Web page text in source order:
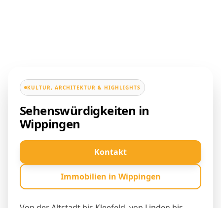
KULTUR, ARCHITEKTUR & HIGHLIGHTS
Sehenswürdigkeiten in
Wippingen
Kontakt
Immobilien in Wippingen